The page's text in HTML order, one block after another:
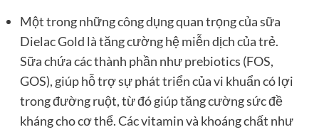
Một trong những công dụng quan trọng của sữa
Dielac Gold là tăng cường hệ miễn dịch của trẻ.
Sữa chứa các thành phần như prebiotics (FOS,
GOS), giúp hỗ trợ sự phát triển của vi khuẩn có lợi
trong đường ruột, từ đó giúp tăng cường sức đề
kháng cho cơ thể. Các vitamin và khoáng chất như